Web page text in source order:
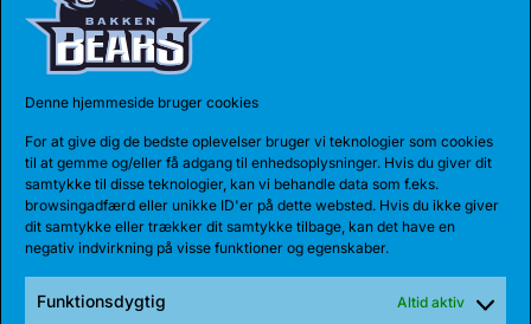
Denne hjemmeside bruger cookies
For at give dig de bedste oplevelser bruger vi teknologier som cookies
til at gemme og/eller få adgang til enhedsoplysninger. Hvis du giver dit
samtykke til disse teknologier, kan vi behandle data som f.eks.
browsingadfærd eller unikke ID'er på dette websted. Hvis du ikke giver
dit samtykke eller trækker dit samtykke tilbage, kan det have en
negativ indvirkning på visse funktioner og egenskaber.
Funktionsdygtig Altid aktiv